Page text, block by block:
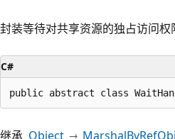
封装等待对共享资源的独占访问权
C#
public abstract class
继承 Object